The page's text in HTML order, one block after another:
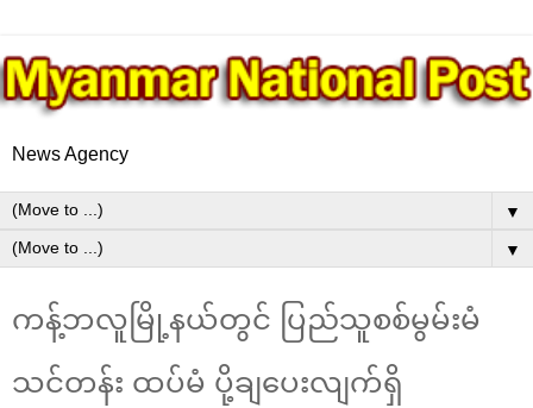
News Agency
▼
▼
ကန့်ဘလူမြို့နယ်တွင် ပြည်သူစစ်မွမ်းမံ
သင်တန်း ထပ်မံ ပို့ချပေးလျက်ရှိ